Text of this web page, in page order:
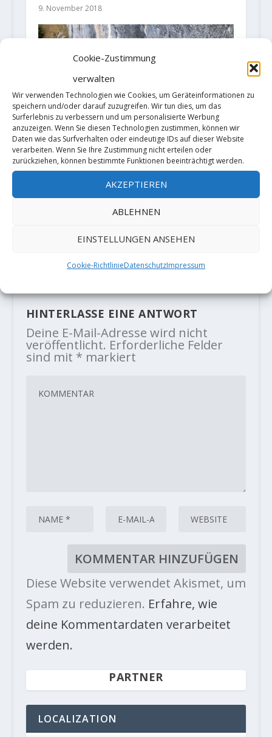
Cookie-Zustimmung
verwalten
Wir verwenden Technologien wie Cookies, um Geräteinformationen zu
speichern und/oder darauf zuzugreifen. Wir tun dies, um das
Surferlebnis zu verbessern und um personalisierte Werbung
anzuzeigen. Wenn Sie diesen Technologien zustimmen, können wir
Daten wie das Surfverhalten oder eindeutige IDs auf dieser Website
verarbeiten. Wenn Sie Ihre Zustimmung nicht erteilen oder
zurückziehen, können bestimmte Funktionen beeinträchtigt werden.
AKZEPTIEREN
ABLEHNEN
EINSTELLUNGEN ANSEHEN
Cookie-RichtlinieDatenschutzImpressum
9. November 2018
Alex Huber mit Neutour
"Elefantenbauch"
HINTERLASSE EINE ANTWORT
Deine E-Mail-Adresse wird nicht
veröffentlicht. Erforderliche Felder
sind mit * markiert
Diese Website verwendet Akismet, um
Spam zu reduzieren. Erfahre, wie
deine Kommentardaten verarbeitet
werden.
PARTNER
LOCALIZATION